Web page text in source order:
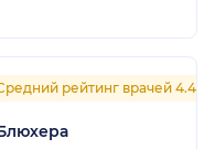
рейтинг врачей 4.4